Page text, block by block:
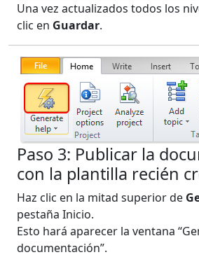
Una vez actualizados todos los
clic en Guardar.
Paso 3: Publicar la
con la plantilla recién
Haz clic en la mitad superior de
pestaña Inicio.
Esto hará aparecer la ventana
documentación”.